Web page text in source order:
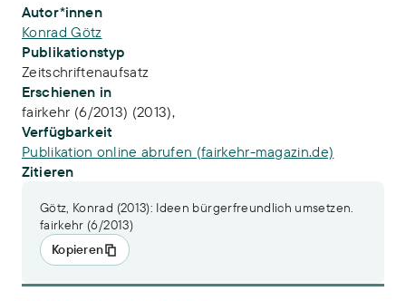
Publikations-Infos
Autor*innen
Konrad Götz
Publikationstyp
Zeitschriftenaufsatz
Erschienen in
fairkehr (6/2013) (2013),
Verfügbarkeit
Publikation online abrufen (fairkehr-magazin.de)
Zitieren
Götz, Konrad (2013): Ideen bürgerfreundlich umsetzen.
fairkehr (6/2013)
Kopieren